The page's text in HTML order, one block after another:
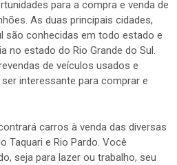
para a compra e venda de
As duas principais cidades,
são conhecidas em todo estado e
no estado do Rio Grande do Sul.
de veículos usados e
interessante para comprar e
carros à venda das diversas
Taquari e Rio Pardo. Você
seja para lazer ou trabalho, seu